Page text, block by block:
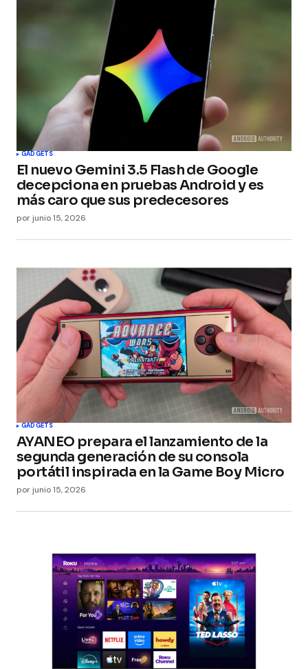
Guarda mi nombre, correo electrónico y web en
este navegador para la próxima vez que
comente.
Submit Comment
GADGETS
El nuevo Gemini 3.5 Flash de Google
decepciona en pruebas Android y es
más caro que sus predecesores
por junio 15, 2026
GADGETS
AYANEO prepara el lanzamiento de la
segunda generación de su consola
portátil inspirada en la Game Boy Micro
por junio 15, 2026